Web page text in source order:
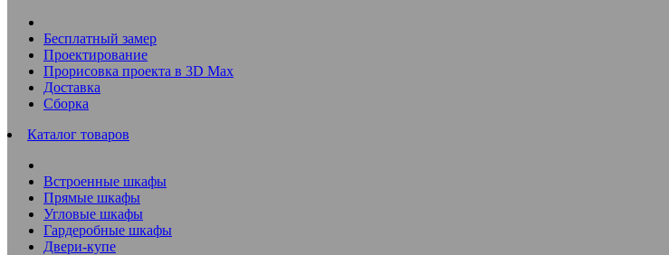
Бесплатный замер
Проектирование
Прорисовка проекта в 3D Max
Доставка
Сборка
Каталог товаров
Встроенные шкафы
Прямые шкафы
Угловые шкафы
Гардеробные шкафы
Двери-купе